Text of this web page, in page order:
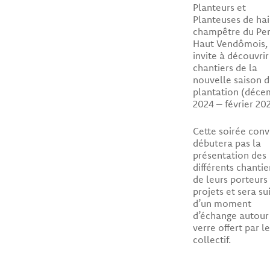
Planteurs et
Planteuses de
champêtre du
Haut
invite à
chantiers de la
nouvelle saison
plantation
2024 – février
Cette soirée
débutera pas la
présentation des
différents
de leurs porteurs
projets et sera
d’un moment
d’échange autour
verre offert par le
collectif.